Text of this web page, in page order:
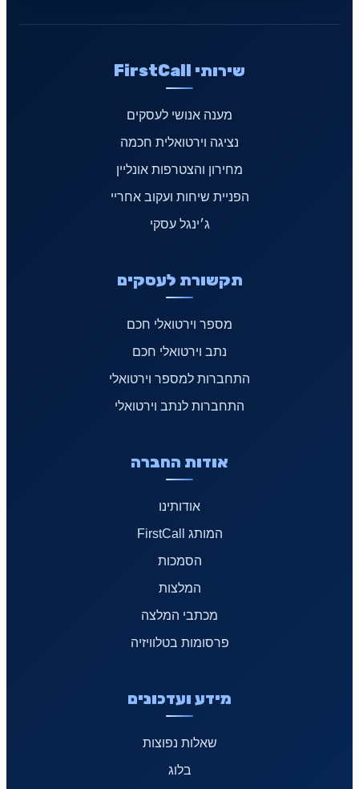
שירותי FirstCall
מענה אנושי לעסקים
נציגה וירטואלית חכמה
מחירון והצטרפות אונליין
הפניית שיחות ועקוב אחריי
ג׳ינגל עסקי
תקשורת לעסקים
מספר וירטואלי חכם
נתב וירטואלי חכם
התחברות למספר וירטואלי
התחברות לנתב וירטואלי
אודות החברה
אודותינו
המותג FirstCall
הסמכות
המלצות
מכתבי המלצה
פרסומות בטלוויזיה
מידע ועדכונים
שאלות נפוצות
בלוג